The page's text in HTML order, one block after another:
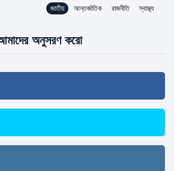
জাতীয় আন্তর্জাতিক রাজনীতি স্বাস্থ্য
অনুসরণ করো